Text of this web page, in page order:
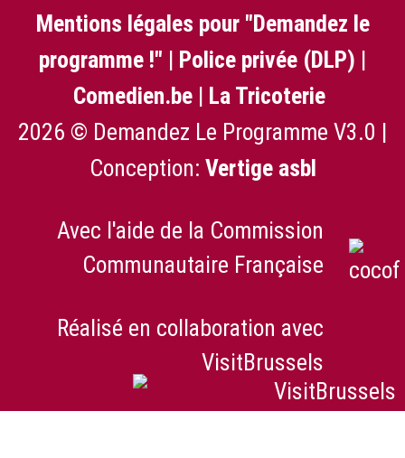
Mentions légales pour "Demandez le
programme !" | Police privée (DLP) |
Comedien.be | La Tricoterie
2026 © Demandez Le Programme V3.0 |
Conception: Vertige asbl
Avec l'aide de la Commission
Communautaire Française
Réalisé en collaboration avec
VisitBrussels